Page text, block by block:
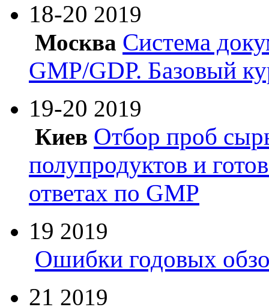
18-20 2019
Москва Система
GMP/GDP. Базовый
19-20 2019
Киев Отбор проб
полупродуктов и
ответах по GMP
19 2019
Ошибки годовых
21 2019